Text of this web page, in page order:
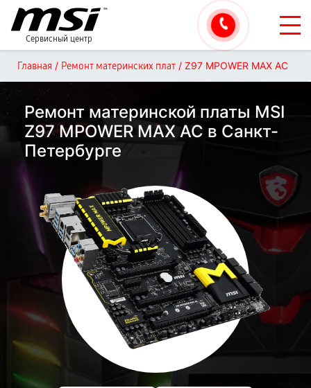
Сервисный центр
Главная / Ремонт материнских плат / Z97 MPOWER MAX AC
Ремонт материнской платы MSI
Z97 MPOWER MAX AC в Санкт-
Петербурге